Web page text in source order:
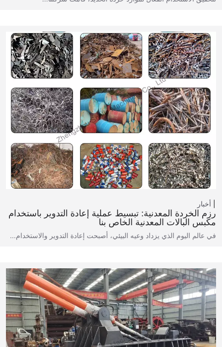
أخبار
رزم الخردة المعدنية: تبسيط عملية إعادة التدوير باستخدام
مكبس البالات المعدنية الخاص بنا
في عالم اليوم الذي يزداد وعيه البيئي، أصبحت إعادة التدوير والاستخدام...